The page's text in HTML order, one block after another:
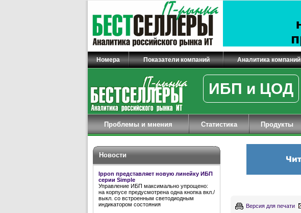
Номера Показатели компаний Аналитика компаний
ИБП и ЦОД
Проблемы и мнения Статистика Продукты
Новости
Ippon представляет новую линейку ИБП
серии Simple
Управление ИБП максимально упрощено:
на корпусе предусмотрена одна кнопка вкл./
выкл. со встроенным светодиодным
индикатором состояния
Версия для печати